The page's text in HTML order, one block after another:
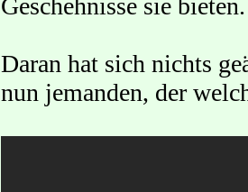
Geschehnisse sie bieten.
Daran hat sich nichts
nun jemanden, der